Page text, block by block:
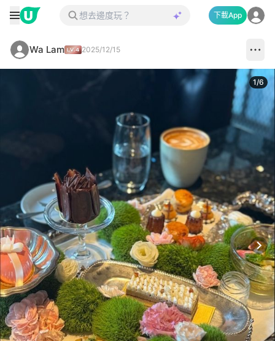
下載App
Wa Lam 2025/12/15
1/6